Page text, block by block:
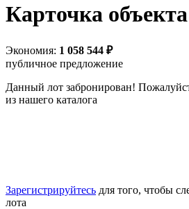
Карточка объекта
Экономия: 1 058 544 ₽
публичное предложение
Данный лот забронирован!
из нашего каталога
Зарегистрируйтесь для того, чтобы
лота